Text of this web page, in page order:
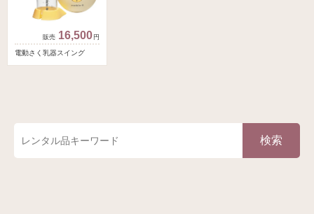
16,500 円
電動さく乳器スイング
検索